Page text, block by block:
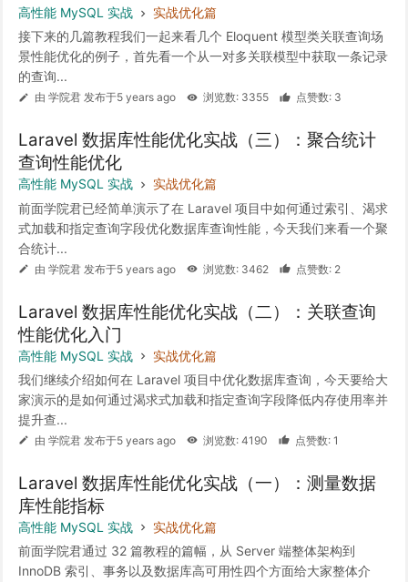
高性能 MySQL 实战
实战优化篇
接下来的几篇教程我们一起来看几个 Eloquent 模型类关联查询场
景性能优化的例子，首先看一个从一对多关联模型中获取一条记录
的查询...
由 学院君 发布于5 years ago 浏览数: 3355 点赞数: 3
Laravel 数据库性能优化实战（三）：聚合统计
查询性能优化
高性能 MySQL 实战
实战优化篇
前面学院君已经简单演示了在 Laravel 项目中如何通过索引、渴求
式加载和指定查询字段优化数据库查询性能，今天我们来看一个聚
合统计...
由 学院君 发布于5 years ago 浏览数: 3462 点赞数: 2
Laravel 数据库性能优化实战（二）：关联查询
性能优化入门
高性能 MySQL 实战
实战优化篇
我们继续介绍如何在 Laravel 项目中优化数据库查询，今天要给大
家演示的是如何通过渴求式加载和指定查询字段降低内存使用率并
提升查...
由 学院君 发布于5 years ago 浏览数: 4190 点赞数: 1
Laravel 数据库性能优化实战（一）：测量数据
库性能指标
高性能 MySQL 实战
实战优化篇
前面学院君通过 32 篇教程的篇幅，从 Server 端整体架构到
InnoDB 索引、事务以及数据库高可用性四个方面给大家整体介